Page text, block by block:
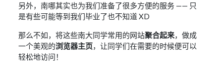
另外，南哪其实也为我们准备了很多方便的服务 —— 只
是有些可能等到我们毕业了也不知道 XD
那么不如，将这些南大同学常用的网站聚合起来，做成
一个美观的浏览器主页，让同学们在需要的时候便可以
轻松地访问！